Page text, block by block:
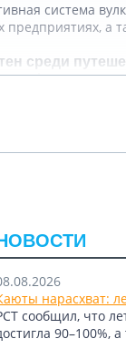
система
а
среди
увидеть
пещера
а
в Рейкьянесе
все
нарасхват:
сообщил, что
90–100%,